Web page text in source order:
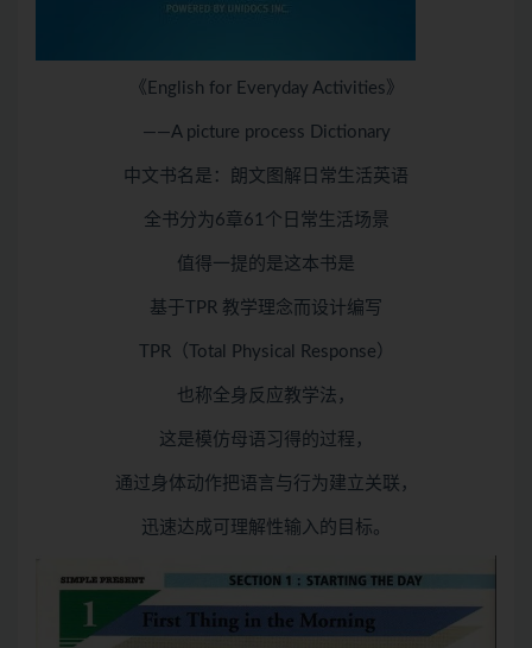
《English for Everyday Activities》
——A picture process Dictionary
中文书名是：朗文图解日常生活英语
全书分为6章61个日常生活场景
值得一提的是这本书是
基于TPR 教学理念而设计编写
TPR（Total Physical Response）
也称全身反应教学法，
这是模仿母语习得的过程，
通过身体动作把语言与行为建立关联，
迅速达成可理解性输入的目标。